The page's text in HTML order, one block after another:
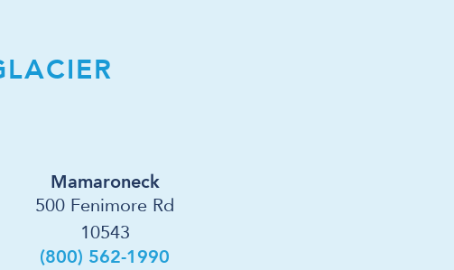
Mamaroneck
500 Fenimore Rd
10543
(800) 562-1990